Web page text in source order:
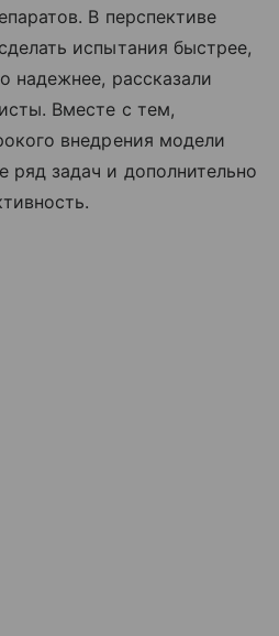
В перспективе
испытания быстрее,
надежнее, рассказали
Вместе с тем,
внедрения модели
ряд задач и дополнительно